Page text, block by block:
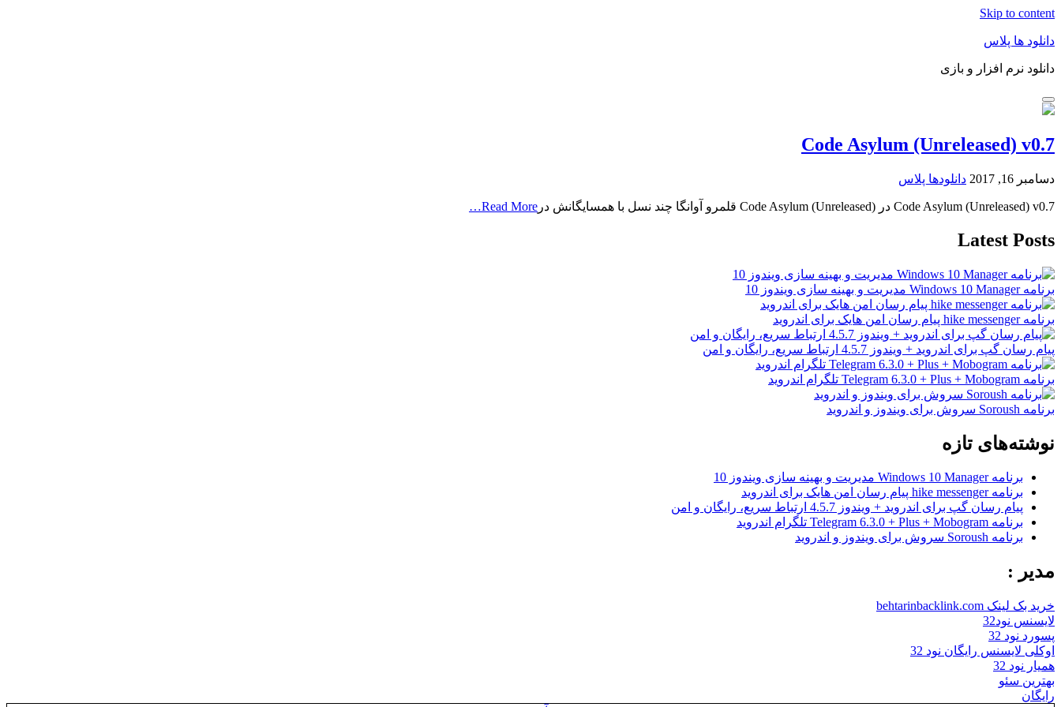
Skip to content
دانلود ها پلاس
دانلود نرم افزار و بازی
Code Asylum (Unreleased) v0.7
دسامبر 16, 2017 دانلودها پلاس
Code Asylum (Unreleased) v0.7 در Code Asylum (Unreleased) قلمرو آوانگا چند نسل با همسایگانش در Read More…
Latest Posts
برنامه Windows 10 Manager مدیریت و بهینه سازی ویندوز 10
برنامه hike messenger پیام‌ رسان‌ امن هایک برای اندروید
پیام رسان گپ برای اندروید + ویندوز 4.5.7 ارتباط سریع، رایگان و امن
برنامه Telegram 6.3.0 + Plus + Mobogram تلگرام اندروید
برنامه Soroush سروش برای ویندوز و اندروید
نوشته‌های تازه
برنامه Windows 10 Manager مدیریت و بهینه سازی ویندوز 10
برنامه hike messenger پیام‌ رسان‌ امن هایک برای اندروید
پیام رسان گپ برای اندروید + ویندوز 4.5.7 ارتباط سریع، رایگان و امن
برنامه Telegram 6.3.0 + Plus + Mobogram تلگرام اندروید
برنامه Soroush سروش برای ویندوز و اندروید
مدیر :
خرید بک لینک behtarinbacklink.com
لایسنس نود32
پسورد نود 32
اوکلی لایسنس رایگان نود 32
همیار نود 32
بهترین سئو
رایگان